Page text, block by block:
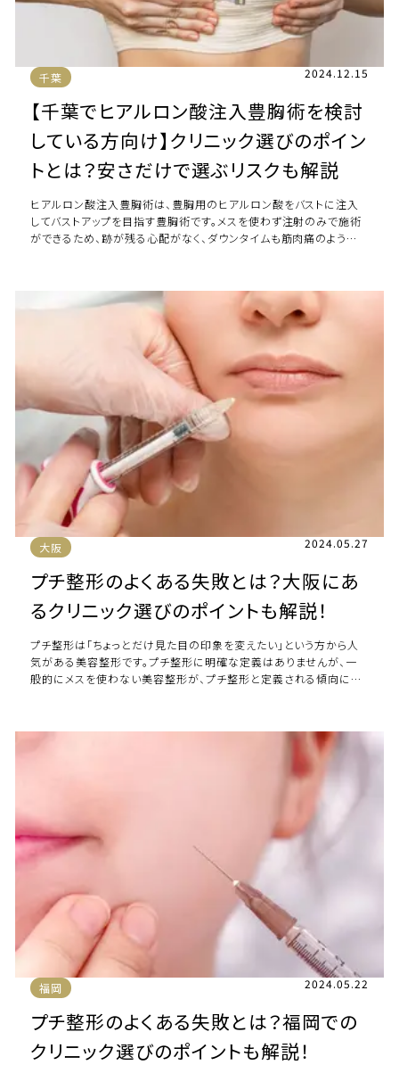
千葉 2024.12.15
【千葉でヒアルロン酸注入豊胸術を検討
している方向け】クリニック選びのポイン
トとは？安さだけで選ぶリスクも解説
ヒアルロン酸注入豊胸術は、豊胸用のヒアルロン酸をバストに注入
してバストアップを目指す豊胸術です。メスを使わず注射のみで施術
ができるため、跡が残る心配がなく、ダウンタイムも筋肉痛のような
大阪 2024.05.27
プチ整形のよくある失敗とは？大阪にあ
るクリニック選びのポイントも解説！
プチ整形は「ちょっとだけ見た目の印象を変えたい」という方から人
気がある美容整形です。プチ整形に明確な定義はありませんが、一
般的にメスを使わない美容整形が、プチ整形と定義される傾向にあ
福岡 2024.05.22
プチ整形のよくある失敗とは？福岡での
クリニック選びのポイントも解説！